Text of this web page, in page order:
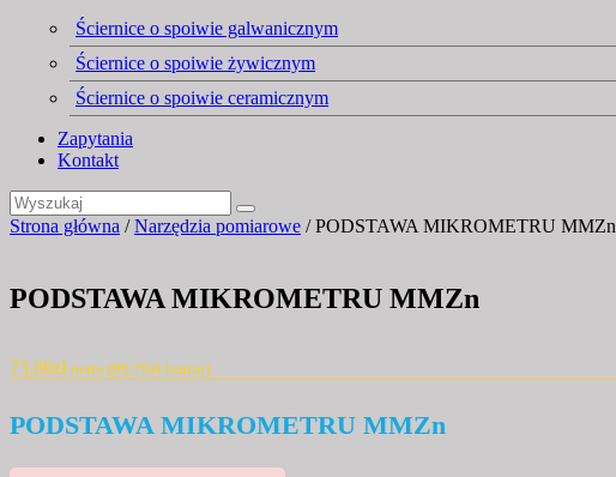
Ściernice o spoiwie galwanicznym
Ściernice o spoiwie żywicznym
Ściernice o spoiwie ceramicznym
Zapytania
Kontakt
Strona główna /Narzędzia pomiarowe / PODSTAWA MIKROMETRU MMZn
PODSTAWA MIKROMETRU MMZn
73,00zł netto (89,79zł brutto)
PODSTAWA MIKROMETRU MMZn